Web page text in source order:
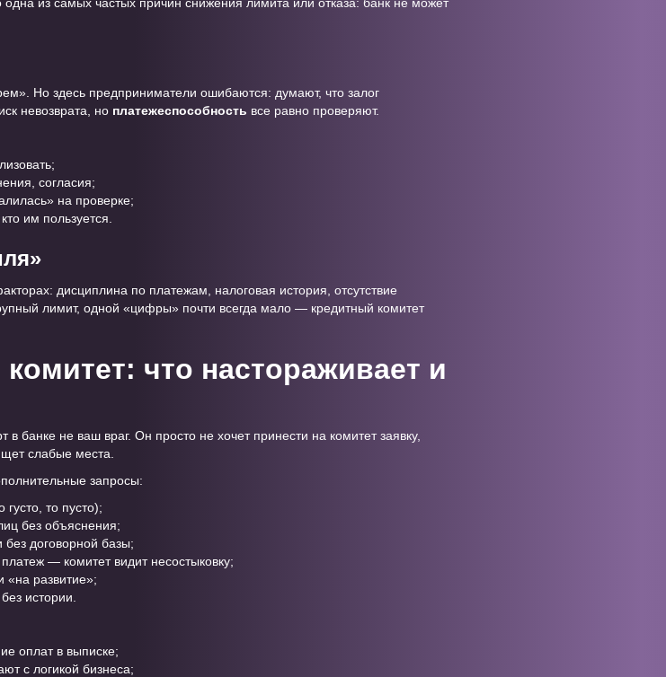
Но здесь предприниматели ошибаются: думают, что залог
невозврата, но платежеспособность все равно проверяют.
согласия;
на проверке;
им пользуется.
дисциплина по платежам, налоговая история, отсутствие
лимит, одной «цифры» почти всегда мало — кредитный комитет
что настораживает и
банке не ваш враг. Он просто не хочет принести на комитет заявку,
слабые места.
запросы:
то пусто);
без объяснения;
договорной базы;
— комитет видит несостыковку;
«на развитие»;
истории.
оплат в выписке;
с логикой бизнеса;